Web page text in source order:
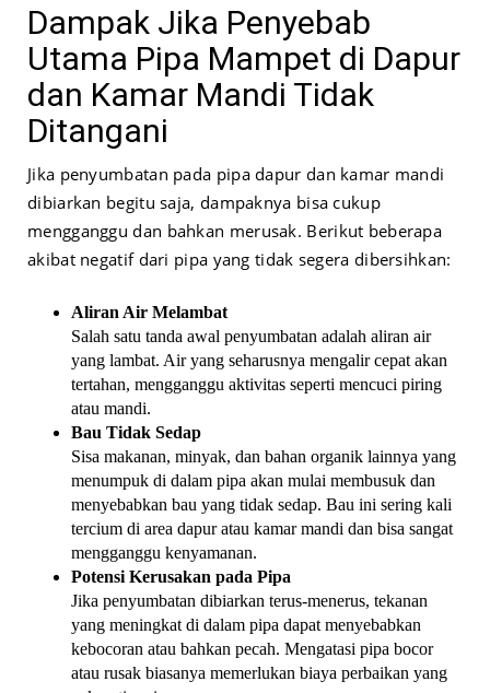
Dampak Jika Penyebab
Utama Pipa Mampet di Dapur
dan Kamar Mandi Tidak
Ditangani
Jika penyumbatan pada pipa dapur dan kamar mandi
dibiarkan begitu saja, dampaknya bisa cukup
mengganggu dan bahkan merusak. Berikut beberapa
akibat negatif dari pipa yang tidak segera dibersihkan:
Aliran Air Melambat
Salah satu tanda awal penyumbatan adalah aliran air
yang lambat. Air yang seharusnya mengalir cepat akan
tertahan, mengganggu aktivitas seperti mencuci piring
atau mandi.
Bau Tidak Sedap
Sisa makanan, minyak, dan bahan organik lainnya yang
menumpuk di dalam pipa akan mulai membusuk dan
menyebabkan bau yang tidak sedap. Bau ini sering kali
tercium di area dapur atau kamar mandi dan bisa sangat
mengganggu kenyamanan.
Potensi Kerusakan pada Pipa
Jika penyumbatan dibiarkan terus-menerus, tekanan
yang meningkat di dalam pipa dapat menyebabkan
kebocoran atau bahkan pecah. Mengatasi pipa bocor
atau rusak biasanya memerlukan biaya perbaikan yang